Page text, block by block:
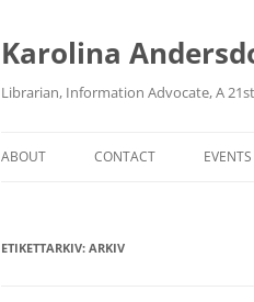
Karolina
Librarian, Information Advocate, A
ABOUT CONTACT
ETIKETTARKIV: ARKIV